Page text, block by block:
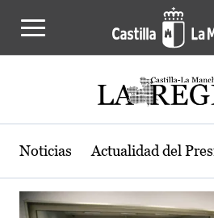
Actualidad de la
Noticias Actualidad del